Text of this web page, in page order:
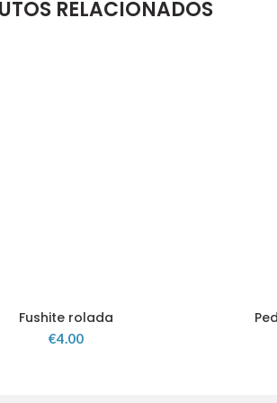
RELACIONADOS
Fushite rolada
€4.00